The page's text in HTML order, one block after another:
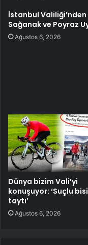
İstanbul Valiliği’nden
Sağanak ve Poyraz
Ağustos 6, 2026
Dünya bizim Vali’yi
konuşuyor: ‘Suçlu
taytı’
Ağustos 6, 2026